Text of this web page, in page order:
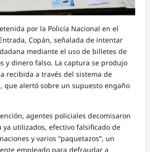
por la Policía Nacional en el
Copán, señalada de intentar
mediante el uso de billetes de
y dinero falso. La captura se produjo
recibida a través del sistema de
que alertó sobre un supuesto engaño
agentes policiales decomisaron
utilizados, efectivo falsificado de
y varios “paquetazos”, un
empleado para defraudar a